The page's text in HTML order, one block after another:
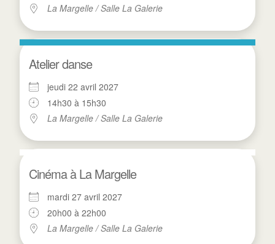
La Margelle / Salle La Galerie
Atelier danse
jeudi 22 avril 2027
14h30 à 15h30
La Margelle / Salle La Galerie
Cinéma à La Margelle
mardi 27 avril 2027
20h00 à 22h00
La Margelle / Salle La Galerie